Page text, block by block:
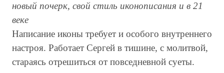
новый почерк, свой стиль иконописания и в 21
веке
Написание иконы требует и особого внутреннего
настроя. Работает Сергей в тишине, с молитвой,
стараясь отрешиться от повседневной суеты.